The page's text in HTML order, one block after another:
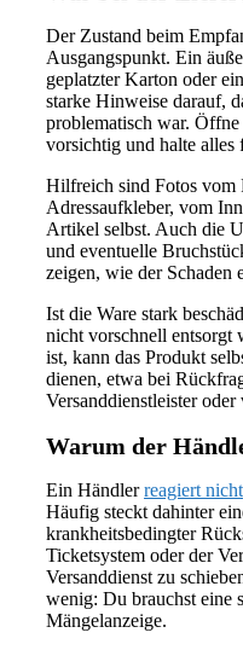
Der Zustand beim
Ausgangspunkt. Ein
geplatzter Karton oder
starke Hinweise darauf,
problematisch war.
vorsichtig und halte alles
Hilfreich sind Fotos vom
Adressaufkleber, vom
Artikel selbst. Auch die
und eventuelle
zeigen, wie der Schaden
Ist die Ware stark
nicht vorschnell entsorgt
ist, kann das Produkt
dienen, etwa bei
Versanddienstleister
Warum der
Ein Händlerreagiert nicht
Häufig steckt dahinter
krankheitsbedingter
Ticketsystem oder der
Versanddienst zu
wenig: Du brauchst eine
Mängelanzeige.